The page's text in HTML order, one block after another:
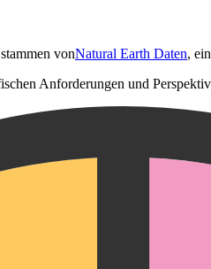
vonNatural Earth Daten,
Anforderungen und